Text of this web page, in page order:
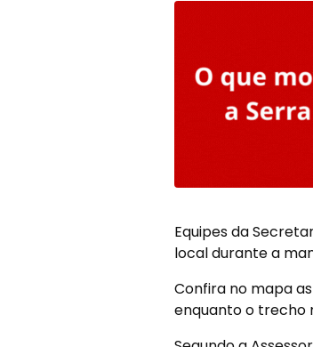
Equipes da
local durante a
Confira no mapa
enquanto o trecho